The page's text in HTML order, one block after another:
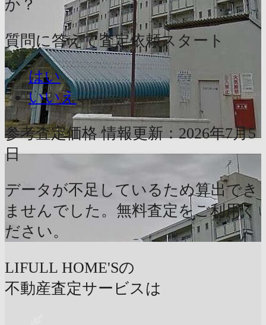
か？
質問に答えて査定依頼スタート
はい
いいえ
参考査定価格 情報更新：2026年7月5
日
データが不足しているため算出でき
ませんでした。無料査定をご利用く
ださい。
LIFULL HOME'Sの
不動産査定サービスは